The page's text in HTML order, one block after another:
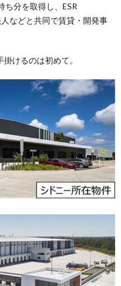
ち分を取得し、ESR
などと共同で賃貸・開発事
けるのは初めて。